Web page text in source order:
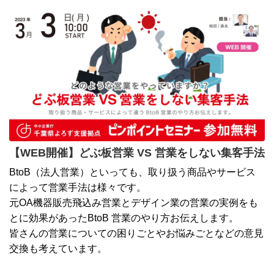
【WEB開催】どぶ板営業 VS 営業をしない集客手法
BtoB（法人営業）といっても、取り扱う商品やサービス
によって営業手法は様々です。
元OA機器販売飛込み営業とデザイン業の営業の実例をも
とに効果があったBtoB 営業のやり方お伝えします。
皆さんの営業についての困りごとやお悩みごとなどの意見
交換も考えています。